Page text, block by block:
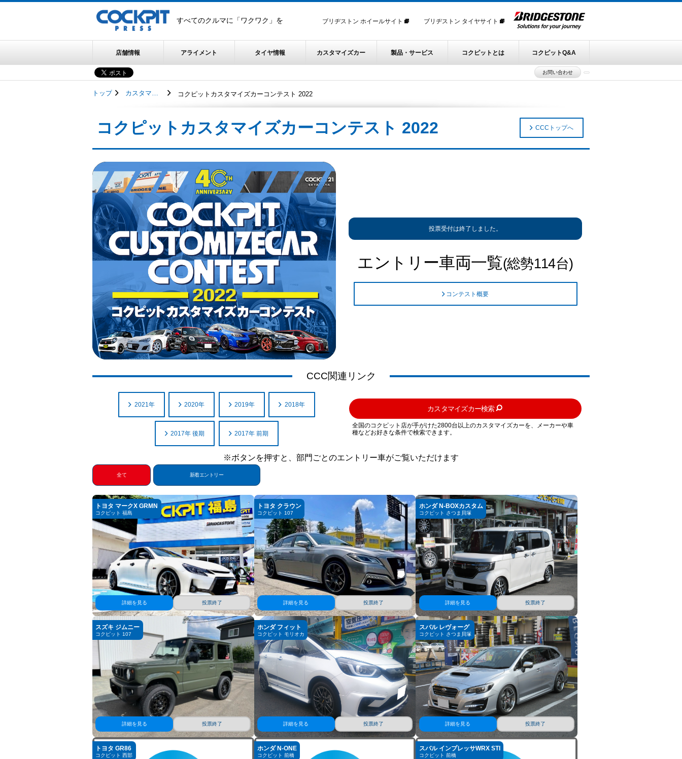
すべてのクルマに「ワクワク」を ブリヂストン ホイールサイト ブリヂストン タイヤサイト
店舗情報 アライメント タイヤ情報 カスタマイズカー 製品・サービス コクピットとは コクピットQ&A
お問い合わせ
トップ カスタマイズカー コクピットカスタマイズカーコンテスト 2022
コクピットカスタマイズカーコンテスト 2022 CCCトップへ
投票受付は終了しました。
エントリー車両一覧(総勢114台)
コンテスト概要
CCC関連リンク
2021年 2020年 2019年 2018年
2017年 後期 2017年 前期
カスタマイズカー検索
全国のコクピット店が手がけた2800台以上のカスタマイズカーを、メーカーや車
種などお好きな条件で検索できます。
※ボタンを押すと、部門ごとのエントリー車がご覧いただけます
全て 新着エントリー
トヨタ マークX GRMN
コクピット 福島
詳細を見る 投票終了
トヨタ クラウン
コクピット 107
詳細を見る 投票終了
ホンダ N-BOXカスタム
コクピット さつま貝塚
詳細を見る 投票終了
スズキ ジムニー
コクピット 107
詳細を見る 投票終了
ホンダ フィット
コクピット モリオカ
詳細を見る 投票終了
スバル レヴォーグ
コクピット さつま貝塚
詳細を見る 投票終了
トヨタ GR86
コクピット 西部
ホンダ N-ONE
コクピット 前橋
スバル インプレッサWRX STI
コクピット 前橋